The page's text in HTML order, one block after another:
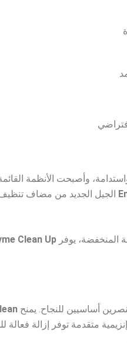
وأصبحت الأنظمة
الجيل الجديد من مضاف
المنخفضة، يوفر Clean Up
أساسيين للنجاح. يمنح
متقدمة توفر إزالة فعالة